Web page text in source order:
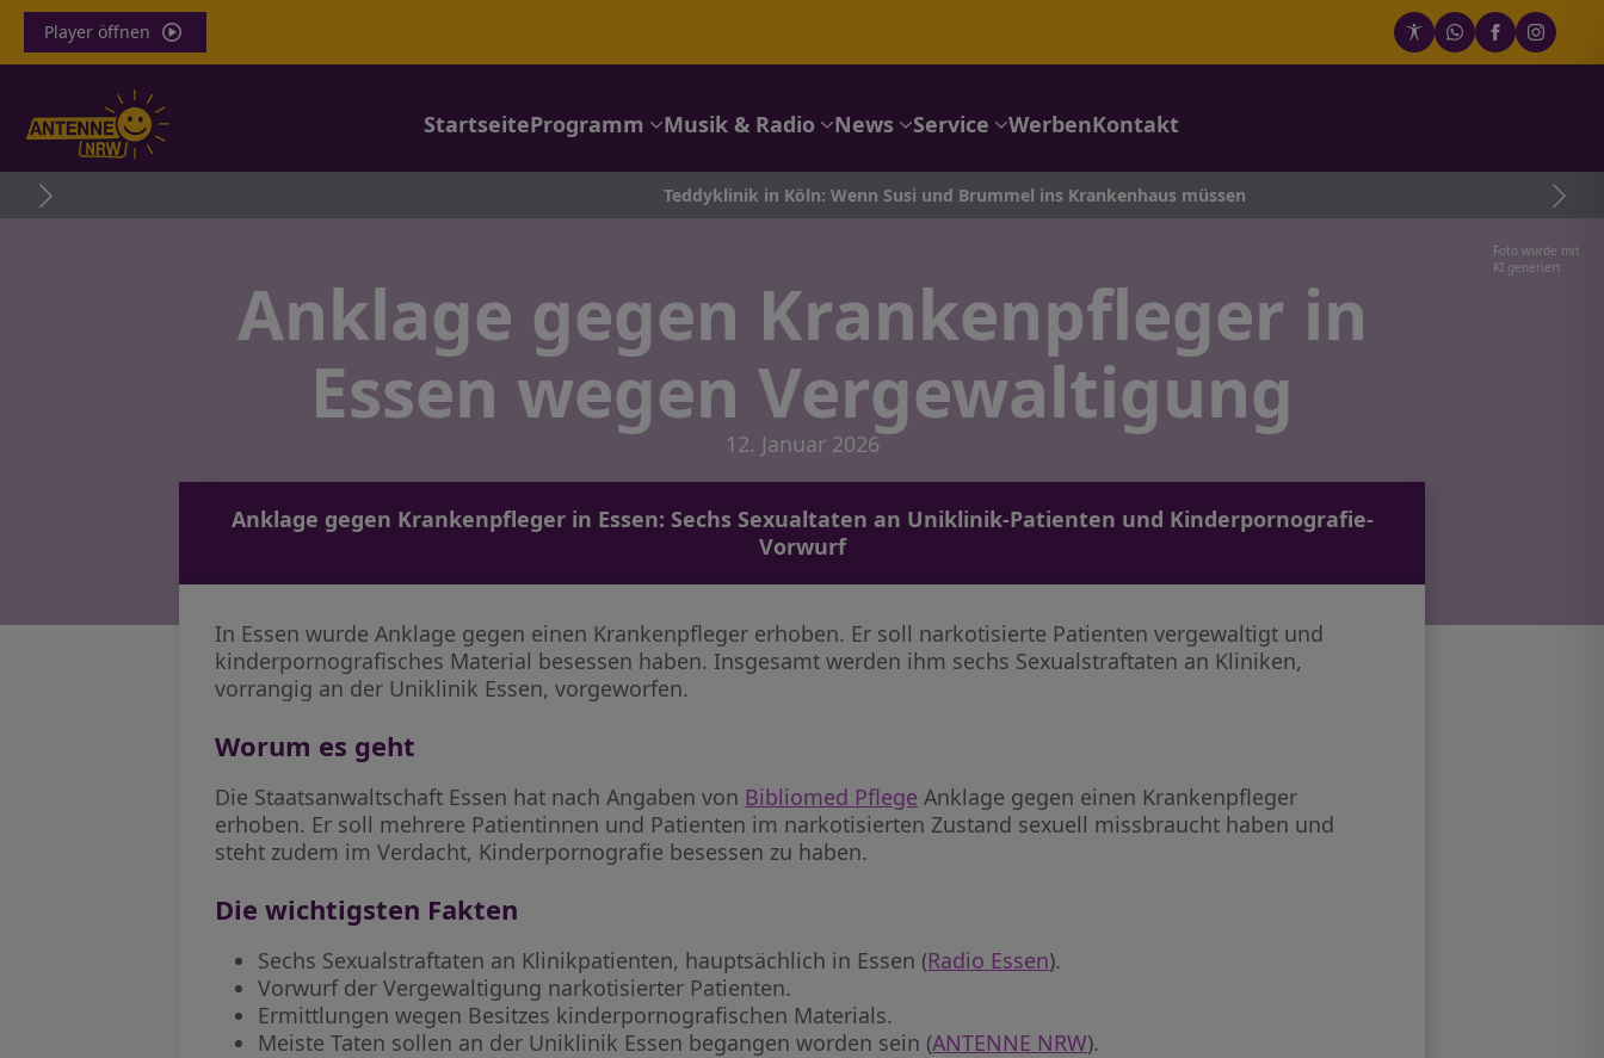
Player öffnen
StartseiteProgramm Musik & Radio News Service WerbenKontakt
Teddyklinik in Köln: Wenn Susi und Brummel ins Krankenhaus müssen
Foto wurde mit
KI generiert
Anklage gegen Krankenpfleger in
Essen wegen Vergewaltigung
12. Januar 2026
Anklage gegen Krankenpfleger in Essen: Sechs Sexualtaten an Uniklinik-Patienten und Kinderpornografie-
Vorwurf
In Essen wurde Anklage gegen einen Krankenpfleger erhoben. Er soll narkotisierte Patienten vergewaltigt und
kinderpornografisches Material besessen haben. Insgesamt werden ihm sechs Sexualstraftaten an Kliniken,
vorrangig an der Uniklinik Essen, vorgeworfen.
Worum es geht
Die Staatsanwaltschaft Essen hat nach Angaben von Bibliomed Pflege Anklage gegen einen Krankenpfleger
erhoben. Er soll mehrere Patientinnen und Patienten im narkotisierten Zustand sexuell missbraucht haben und
steht zudem im Verdacht, Kinderpornografie besessen zu haben.
Die wichtigsten Fakten
Sechs Sexualstraftaten an Klinikpatienten, hauptsächlich in Essen (Radio Essen).
Vorwurf der Vergewaltigung narkotisierter Patienten.
Ermittlungen wegen Besitzes kinderpornografischen Materials.
Meiste Taten sollen an der Uniklinik Essen begangen worden sein (ANTENNE NRW).